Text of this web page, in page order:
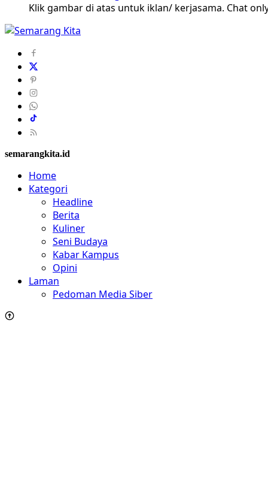
Klik gambar di atas untuk iklan/ kerjasama. Chat
semarangkita.id
Home
Kategori
Headline
Berita
Kuliner
Seni Budaya
Kabar Kampus
Opini
Laman
Pedoman Media Siber